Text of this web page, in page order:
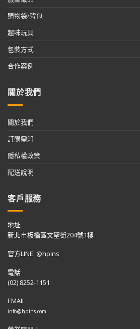
購物袋/背包
趣味玩具
包裝方式
合作案例
關於我們
關於我們
訂購需知
隱私權政策
配送說明
客戶服務
地址
新北市板橋區文聖街204號1樓
官方LINE: @hpins
電話
(02) 8252-1151
EMAIL
info@hpins.com